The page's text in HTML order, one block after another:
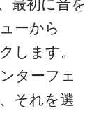
最初に音を
ーから
します。
ターフェ
それを選